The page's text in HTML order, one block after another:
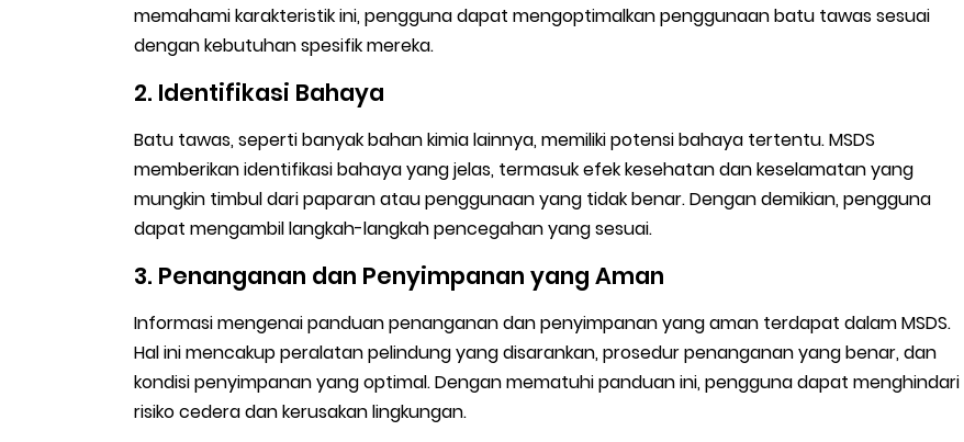
memahami karakteristik ini, pengguna dapat mengoptimalkan penggunaan batu tawas sesuai
dengan kebutuhan spesifik mereka.
2. Identifikasi Bahaya
Batu tawas, seperti banyak bahan kimia lainnya, memiliki potensi bahaya tertentu. MSDS
memberikan identifikasi bahaya yang jelas, termasuk efek kesehatan dan keselamatan yang
mungkin timbul dari paparan atau penggunaan yang tidak benar. Dengan demikian, pengguna
dapat mengambil langkah-langkah pencegahan yang sesuai.
3. Penanganan dan Penyimpanan yang Aman
Informasi mengenai panduan penanganan dan penyimpanan yang aman terdapat dalam MSDS.
Hal ini mencakup peralatan pelindung yang disarankan, prosedur penanganan yang benar, dan
kondisi penyimpanan yang optimal. Dengan mematuhi panduan ini, pengguna dapat menghindari
risiko cedera dan kerusakan lingkungan.